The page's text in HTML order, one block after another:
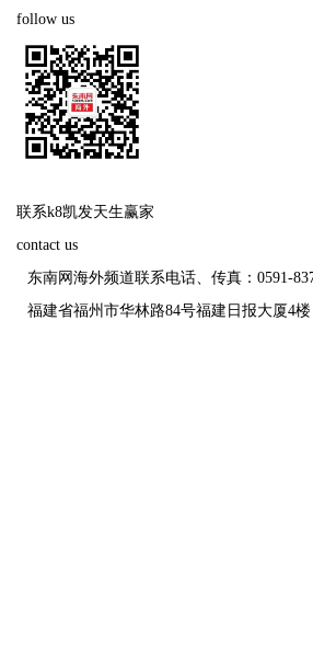
follow us
联系k8凯发天生赢家
contact us
东南网海外频道联系电话、传真：0591-
福建省福州市华林路84号福建日报大厦4楼